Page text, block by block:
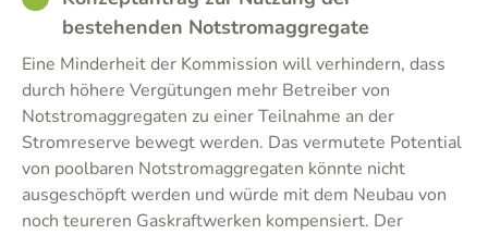
bestehenden Notstromaggregate
Eine Minderheit der Kommission will verhindern, dass
durch höhere Vergütungen mehr Betreiber von
Notstromaggregaten zu einer Teilnahme an der
Stromreserve bewegt werden. Das vermutete Potential
von poolbaren Notstromaggregaten könnte nicht
ausgeschöpft werden und würde mit dem Neubau von
noch teureren Gaskraftwerken kompensiert. Der